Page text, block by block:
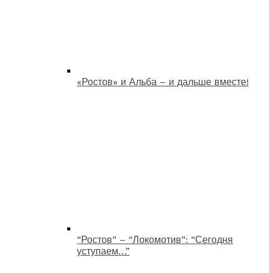
«Ростов» и Альба – и дальше вместе!
“Ростов” – “Локомотив”: “Сегодня
уступаем…”